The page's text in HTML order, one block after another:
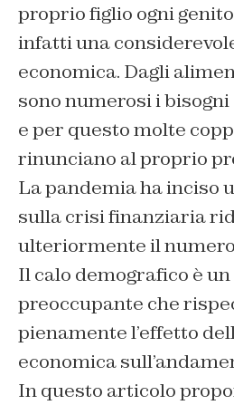
proprio figlio ogni
infatti una
economica. Dagli
sono numerosi i
e per questo molte
rinunciano al proprio
La pandemia ha inciso
sulla crisi finanziaria
ulteriormente il
Il calo demografico è
preoccupante che
pienamente l’effetto
economica
In questo articolo